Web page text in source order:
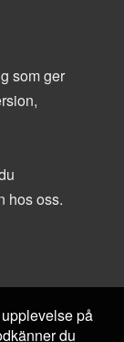
som ger
hos oss.
på
du